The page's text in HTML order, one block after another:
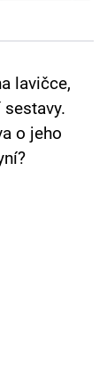
lavičce,
o jeho